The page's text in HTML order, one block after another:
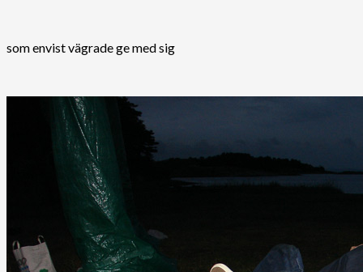
som envist vägrade ge med sig